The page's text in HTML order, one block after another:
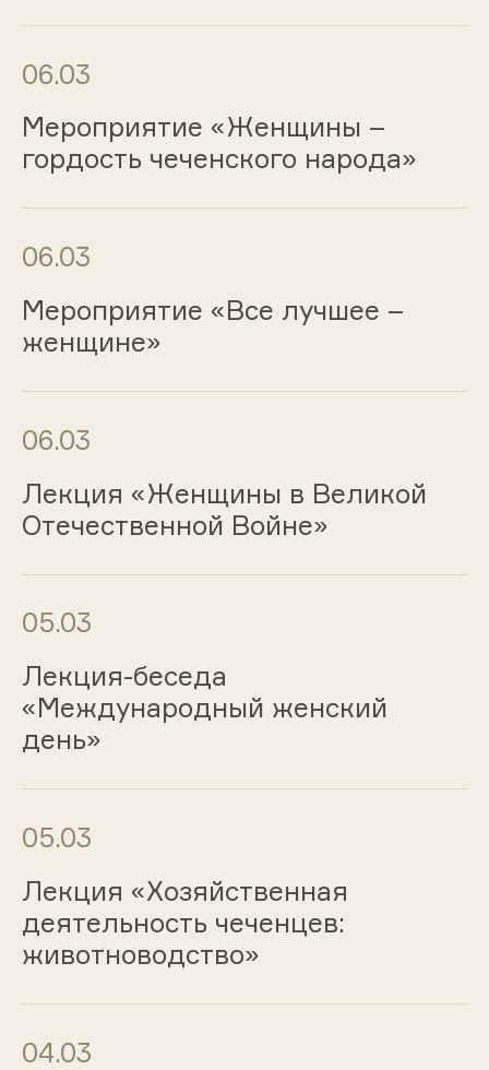
06.03
Мероприятие «Женщины –
гордость чеченского народа»
06.03
Мероприятие «Все лучшее –
женщине»
06.03
Лекция «Женщины в Великой
Отечественной Войне»
05.03
Лекция-беседа
«Международный женский
день»
05.03
Лекция «Хозяйственная
деятельность чеченцев:
животноводство»
04.03